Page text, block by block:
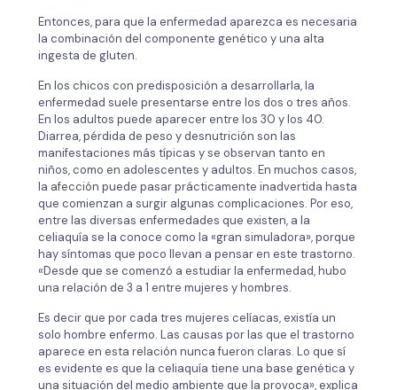
Entonces, para que la enfermedad aparezca es necesaria
la combinación del componente genético y una alta
ingesta de gluten.
En los chicos con predisposición a desarrollarla, la
enfermedad suele presentarse entre los dos o tres años.
En los adultos puede aparecer entre los 30 y los 40.
Diarrea, pérdida de peso y desnutrición son las
manifestaciones más típicas y se observan tanto en
niños, como en adolescentes y adultos. En muchos casos,
la afección puede pasar prácticamente inadvertida hasta
que comienzan a surgir algunas complicaciones. Por eso,
entre las diversas enfermedades que existen, a la
celiaquía se la conoce como la «gran simuladora», porque
hay síntomas que poco llevan a pensar en este trastorno.
«Desde que se comenzó a estudiar la enfermedad, hubo
una relación de 3 a 1 entre mujeres y hombres.
Es decir que por cada tres mujeres celíacas, existía un
solo hombre enfermo. Las causas por las que el trastorno
aparece en esta relación nunca fueron claras. Lo que sí
es evidente es que la celiaquía tiene una base genética y
una situación del medio ambiente que la provoca», explica